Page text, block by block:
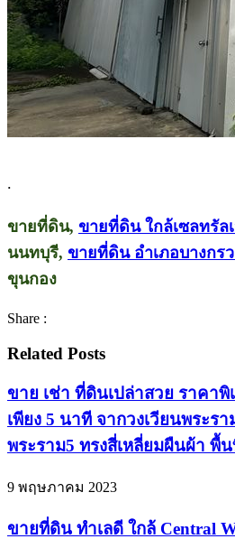
.
ขายที่ดิน, ขายที่ดิน ใกล้เซลทรัล
นนทบุรี, ขายที่ดิน อำเภอบางกร
ขุนกอง
Share :
Related Posts
ขาย เช่า ที่ดินเปล่าสวย ราคาพิ
เพียง 5 นาที จากวงเวียนพระร
พระราม5 ทรงสี่เหลี่ยมผืนผ้า พื้
9 พฤษภาคม 2023
ขายที่ดิน ทำเลดี ใกล้ Central